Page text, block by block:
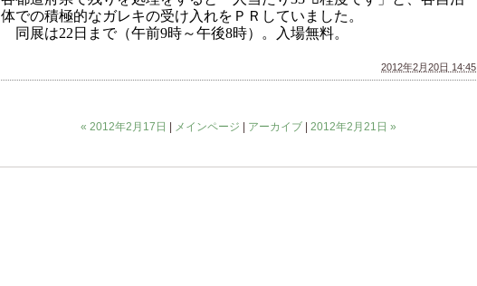
体での積極的なガレキの受け入れをＰＲしていました。
同展は22日まで（午前9時～午後8時）。入場無料。
2012年2月20日 14:45
« 2012年2月17日 メインページ アーカイブ 2012年2月21日 »